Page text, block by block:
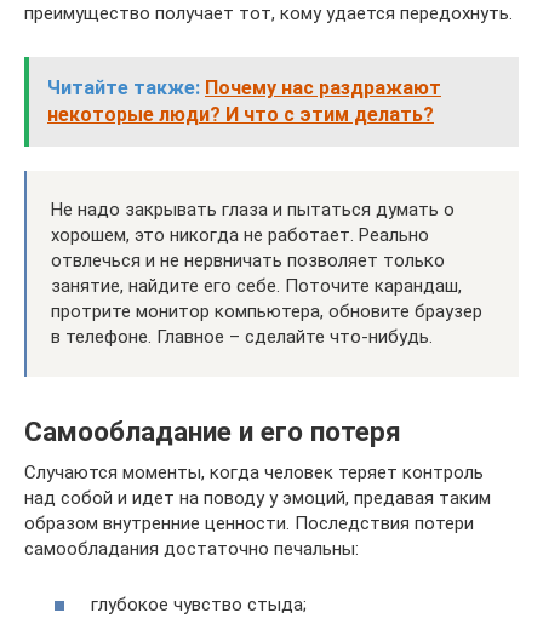
преимущество получает тот, кому удается передохнуть.
Читайте также: Почему нас раздражают
некоторые люди? И что с этим делать?
Не надо закрывать глаза и пытаться думать о
хорошем, это никогда не работает. Реально
отвлечься и не нервничать позволяет только
занятие, найдите его себе. Поточите карандаш,
протрите монитор компьютера, обновите браузер
в телефоне. Главное – сделайте что-нибудь.
Самообладание и его потеря
Случаются моменты, когда человек теряет контроль
над собой и идет на поводу у эмоций, предавая таким
образом внутренние ценности. Последствия потери
самообладания достаточно печальны:
глубокое чувство стыда;